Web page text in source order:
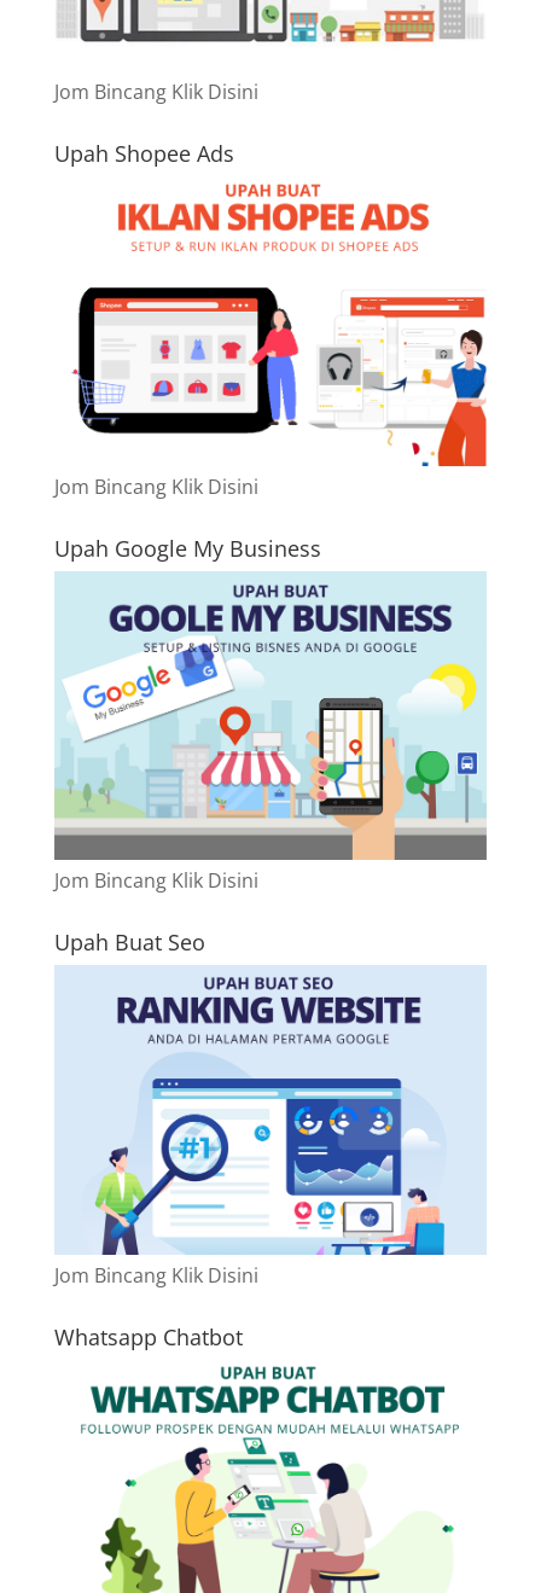
Jom Bincang Klik Disini
Upah Shopee Ads
Jom Bincang Klik Disini
Upah Google My Business
Jom Bincang Klik Disini
Upah Buat Seo
Jom Bincang Klik Disini
Whatsapp Chatbot